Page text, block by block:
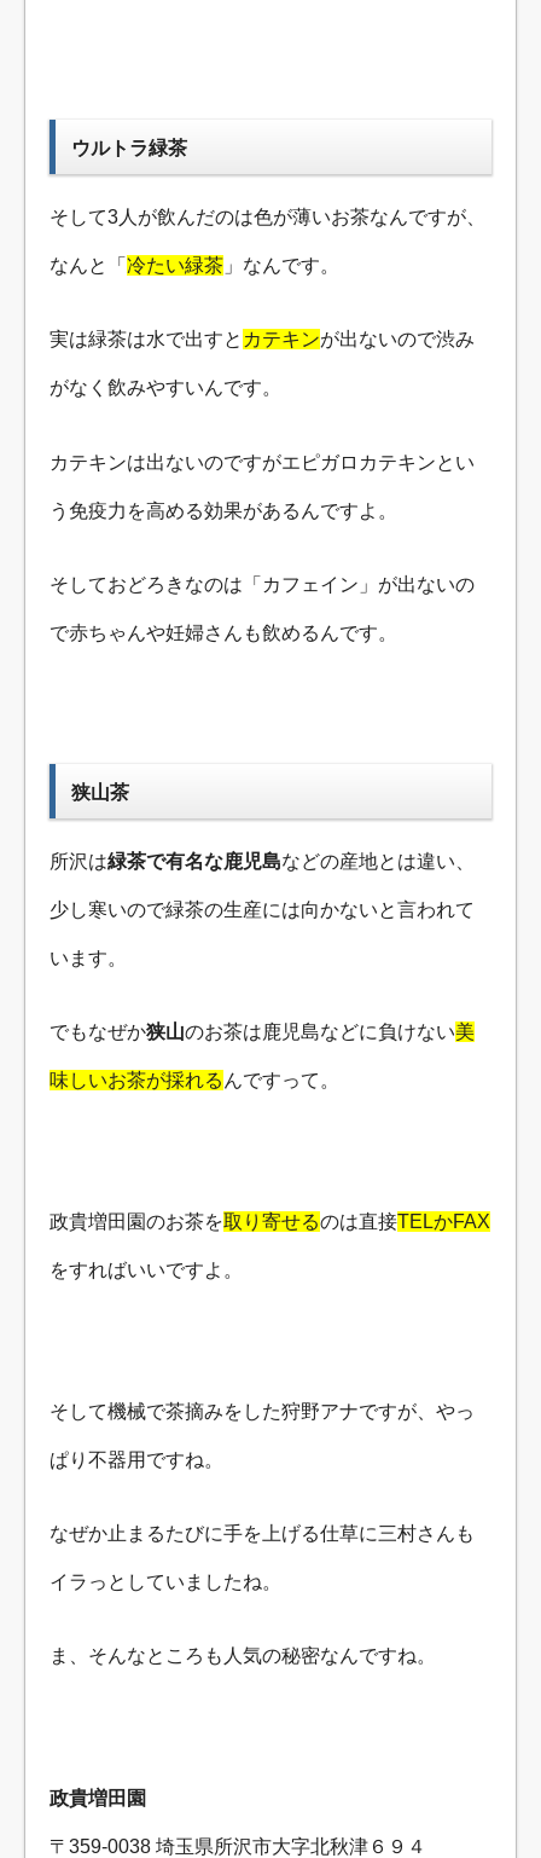
ウルトラ緑茶
そして3人が飲んだのは色が薄いお茶なんですが、
なんと「 冷たい緑茶 」なんです。
実は緑茶は水で出すと カテキンが出ないので渋み
がなく飲みやすいんです。
カテキンは出ないのですがエピガロカテキンとい
う免疫力を高める効果があるんですよ。
そしておどろきなのは「カフェイン」が出ないの
で赤ちゃんや妊婦さんも飲めるんです。
狭山茶
所沢は緑茶で有名な鹿児島などの産地とは違い、
少し寒いので緑茶の生産には向かないと言われて
います。
でもなぜか狭山のお茶は鹿児島などに負けない美
味しいお茶が採れる んですって。
政貴増田園のお茶を取り寄せるのは直接TELかFAX
をすればいいですよ。
そして機械で茶摘みをした狩野アナですが、やっ
ぱり不器用ですね。
なぜか止まるたびに手を上げる仕草に三村さんも
イラっとしていましたね。
ま、そんなところも人気の秘密なんですね。
政貴増田園
〒359-0038 埼玉県所沢市大字北秋津６９４